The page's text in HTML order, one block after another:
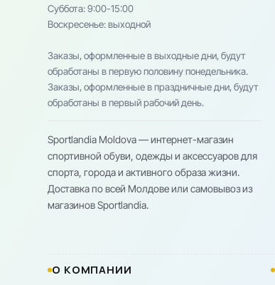
Cуббота: 9:00-15:00
Воскресенье: выходной
Заказы, оформленные в выходные дни, будут
обработаны в первую половину понедельника.
Заказы, оформленные в праздничные дни, будут
обработаны в первый рабочий день.
Sportlandia Moldova — интернет-магазин
спортивной обуви, одежды и аксессуаров для
спорта, города и активного образа жизни.
Доставка по всей Молдове или самовывоз из
магазинов Sportlandia.
О КОМПАНИИ